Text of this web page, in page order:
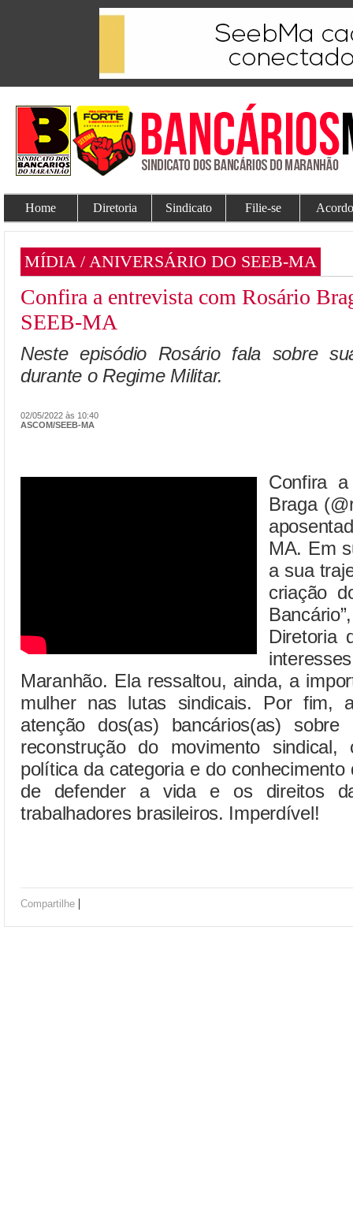
Home Diretoria Sindicato Filie-se
MÍDIA / ANIVERSÁRIO DO SEEB-MA
Confira a entrevista com Rosário
SEEB-MA
Neste episódio Rosário fala sobre
durante o Regime Militar.
02/05/2022 às 10:40
ASCOM/SEEB-MA
Confira
Braga
MA. Em
a sua
criação
Diretoria
Maranhão. Ela ressaltou, ainda, a
mulher nas lutas sindicais. Por fim,
atenção dos(as) bancários(as)
reconstrução do movimento
política da categoria e do
de defender a vida e os direitos
trabalhadores brasileiros. Imperdível!
Compartilhe |